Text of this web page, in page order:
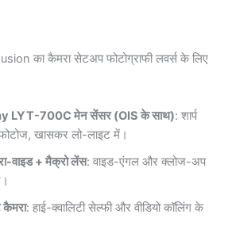
का कैमरा सेटअप फोटोग्राफी लवर्स के लिए
LYT-700C मेन सेंसर (OIS के साथ): शार्प
खासकर लो-लाइट में।
वाइड + मैक्रो लेंस: वाइड-एंगल और क्लोज-अप
: हाई-क्वालिटी सेल्फी और वीडियो कॉलिंग के